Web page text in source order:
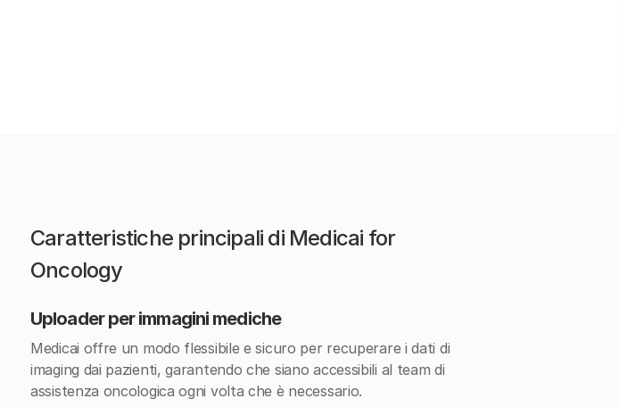
Caratteristiche principali di Medicai for
Oncology
Uploader per immagini mediche
Medicai offre un modo flessibile e sicuro per recuperare i dati di
imaging dai pazienti, garantendo che siano accessibili al team di
assistenza oncologica ogni volta che è necessario.